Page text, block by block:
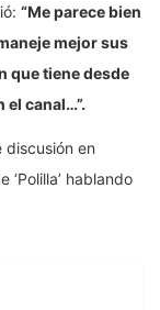
“Me parece bien
mejor sus
que tiene desde
el canal…”.
discusión en
hablando